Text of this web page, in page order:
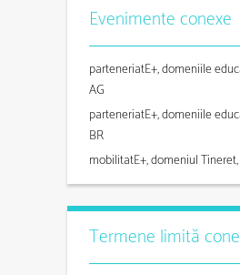
Evenimente conexe
parteneriatE+, domeniile
AG
parteneriatE+, domeniile
BR
mobilitatE+, domeniul
Termene limită